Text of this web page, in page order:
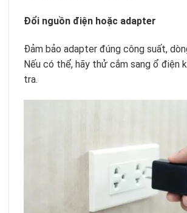
Đổi nguồn điện hoặc adapter
Đảm bảo adapter đúng công suất,
Nếu có thể, hãy thử cắm sang ổ điện
tra.